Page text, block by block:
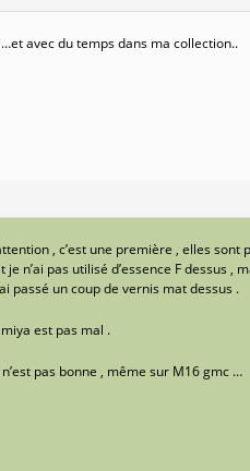
avec du temps dans ma collection..
, c’est une première , elles sont
je n’ai pas utilisé d’essence F dessus
passé un coup de vernis mat dessus .
est pas mal .
pas bonne , même sur M16 gmc …